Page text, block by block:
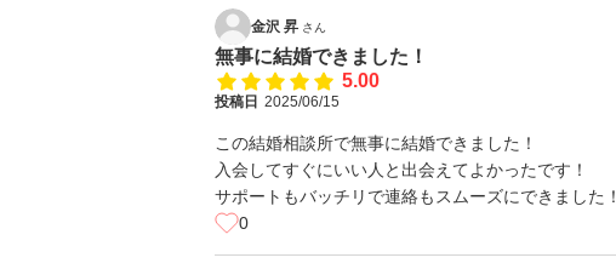
金沢 昇 さん
無事に結婚できました！
5.00
投稿日 2025/06/15
この結婚相談所で無事に結婚できました！
入会してすぐにいい人と出会えてよかったです！
サポートもバッチリで連絡もスムーズにできました！
0